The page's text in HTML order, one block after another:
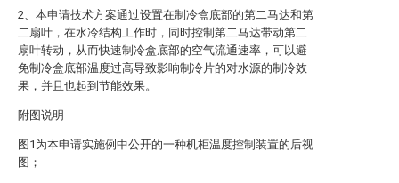
2、本申请技术方案通过设置在制冷盒底部的第二马达和第
二扇叶，在水冷结构工作时，同时控制第二马达带动第二
扇叶转动，从而快速制冷盒底部的空气流通速率，可以避
免制冷盒底部温度过高导致影响制冷片的对水源的制冷效
果，并且也起到节能效果。
附图说明
图1为本申请实施例中公开的一种机柜温度控制装置的后视
图；